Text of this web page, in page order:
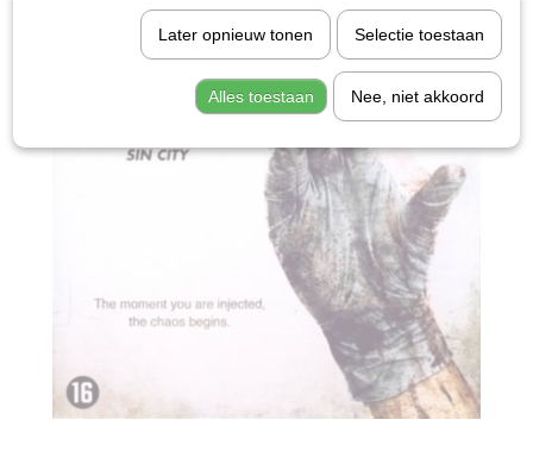
Later opnieuw tonen Selectie toestaan
Alles toestaan Nee, niet akkoord